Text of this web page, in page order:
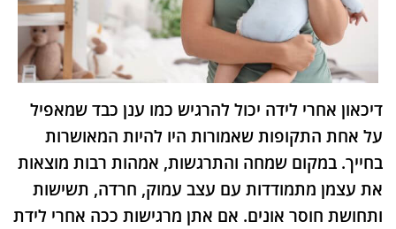
דיכאון אחרי לידה יכול להרגיש כמו ענן כבד שמאפיל
על אחת התקופות שאמורות היו להיות המאושרות
בחייך. במקום שמחה והתרגשות, אמהות רבות מוצאות
את עצמן מתמודדות עם עצב עמוק, חרדה, תשישות
ותחושת חוסר אונים. אם אתן מרגישות ככה אחרי לידת